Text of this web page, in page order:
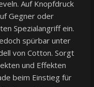
Auf Knopfdruck
Gegner oder
Spezialangriff ein.
spürbar unter
von Cotton. Sorgt
und Effekten
beim Einstieg für